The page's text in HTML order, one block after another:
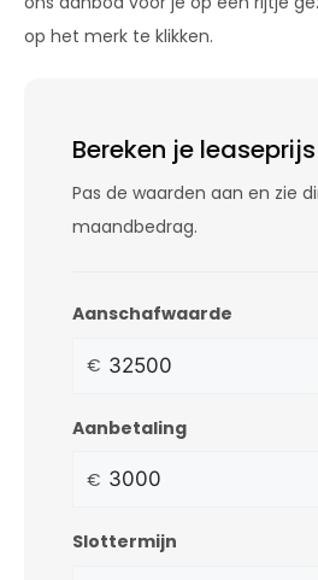
op het merk te klikken.
Bereken je leaseprijs
Pas de waarden aan en zie
maandbedrag.
Aanschafwaarde
€
Aanbetaling
€
Slottermijn